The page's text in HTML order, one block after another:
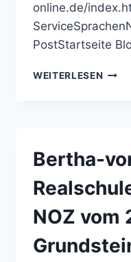
online.de/
PostStartseite
WEITERLESEN
–
Bertha-
NOZ vom